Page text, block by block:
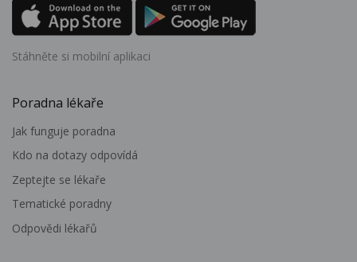
Stáhněte si mobilní aplikaci
Poradna lékaře
Jak funguje poradna
Kdo na dotazy odpovídá
Zeptejte se lékaře
Tematické poradny
Odpovědi lékařů